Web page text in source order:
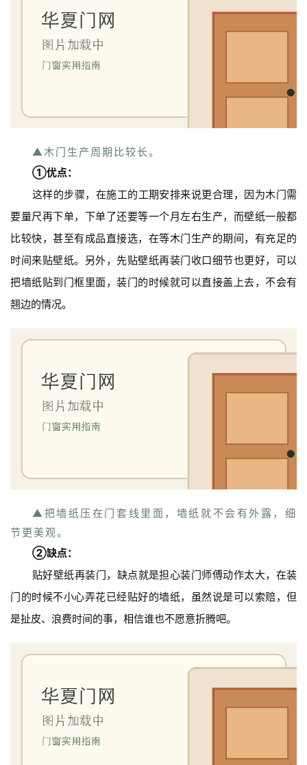
室
卫
间
▲木门生产周期比较长。
①优点：
这样的步骤，在施工的工期安排来说更合理，因为木门需
要量尺再下单，下单了还要等一个月左右生产，而壁纸一般都
比较快，甚至有成品直接选，在等木门生产的期间，有充足的
时间来贴壁纸。另外，先贴壁纸再装门收口细节也更好，可以
把墙纸贴到门框里面，装门的时候就可以直接盖上去，不会有
翘边的情况。
▲把墙纸压在门套线里面，墙纸就不会有外露，细
节更美观。
②缺点：
贴好壁纸再装门，缺点就是担心装门师傅动作太大，在装
门的时候不小心弄花已经贴好的墙纸，虽然说是可以索赔，但
是扯皮、浪费时间的事，相信谁也不愿意折腾吧。